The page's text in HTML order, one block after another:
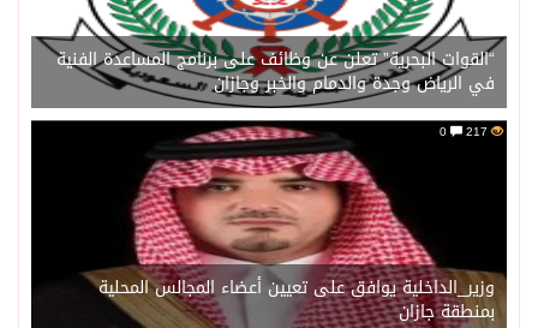
“القوات البحرية” تعلن عن وظائف على برنامج المساعدة الفنية
في الرياض وجدة والدمام والخبر وجازان
217
وزير_الداخلية يوافق على تعيين أعضاء المجالس المحلية
بمنطقة جازان